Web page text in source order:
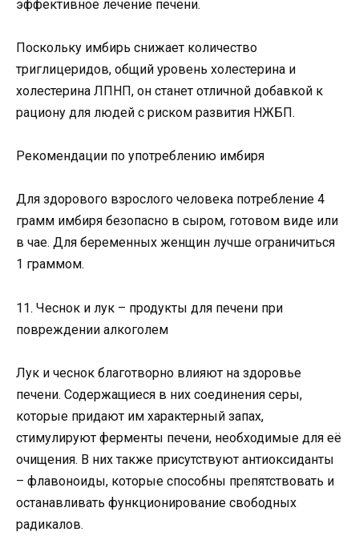
эффективное лечение печени.
Поскольку имбирь снижает количество
триглицеридов, общий уровень холестерина и
холестерина ЛПНП, он станет отличной добавкой к
рациону для людей с риском развития НЖБП.
Рекомендации по употреблению имбиря
Для здорового взрослого человека потребление 4
грамм имбиря безопасно в сыром, готовом виде или
в чае. Для беременных женщин лучше ограничиться
1 граммом.
11. Чеснок и лук – продукты для печени при
повреждении алкоголем
Лук и чеснок благотворно влияют на здоровье
печени. Содержащиеся в них соединения серы,
которые придают им характерный запах,
стимулируют ферменты печени, необходимые для её
очищения. В них также присутствуют антиоксиданты
– флавоноиды, которые способны препятствовать и
останавливать функционирование свободных
радикалов.